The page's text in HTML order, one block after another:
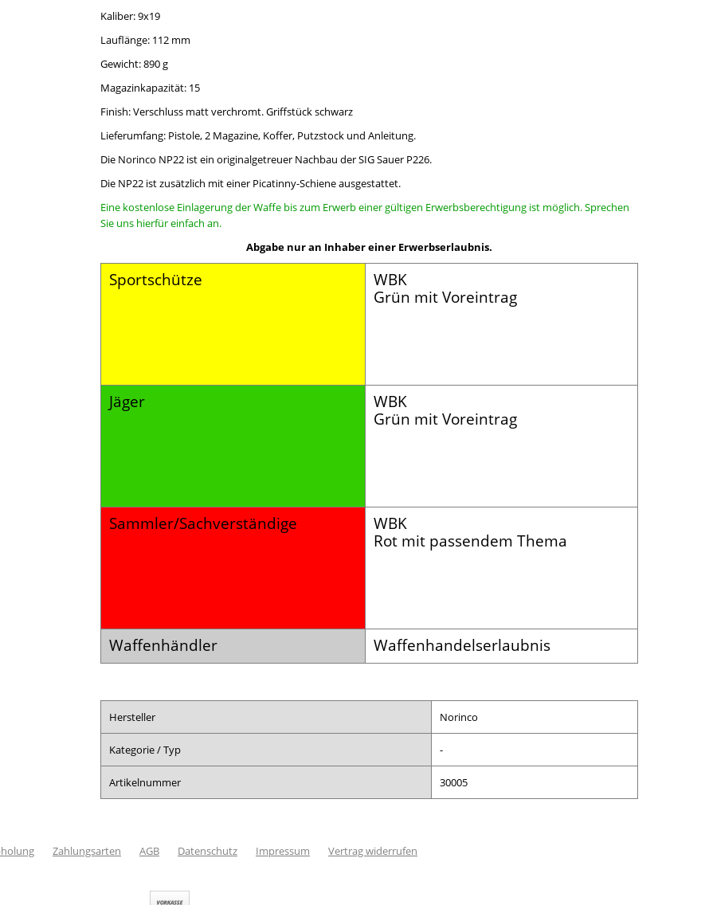
Kaliber: 9x19
Lauflänge: 112 mm
Gewicht: 890 g
Magazinkapazität: 15
Finish: Verschluss matt verchromt. Griffstück schwarz
Lieferumfang: Pistole, 2 Magazine, Koffer, Putzstock und Anleitung.
Die Norinco NP22 ist ein originalgetreuer Nachbau der SIG Sauer P226.
Die NP22 ist zusätzlich mit einer Picatinny-Schiene ausgestattet.
Eine kostenlose Einlagerung der Waffe bis zum Erwerb einer gültigen Erwerbsberechtigung ist möglich. Sprechen
Sie uns hierfür einfach an.
Abgabe nur an Inhaber einer Erwerbserlaubnis.
Sportschütze
WBK
Grün mit Voreintrag
Jäger
WBK
Grün mit Voreintrag
Sammler/Sachverständige
WBK
Rot mit passendem Thema
Waffenhändler Waffenhandelserlaubnis
Hersteller Norinco
Kategorie / Typ -
Artikelnummer 30005
Zahlungsarten AGB Datenschutz Impressum Vertrag widerrufen